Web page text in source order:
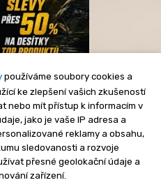
používáme soubory cookies a
ke zlepšení vašich zkušeností
nebo mít přístup k informacím v
jako je vaše IP adresa a
reklamy a obsahu,
sledovanosti a rozvoje
přesné geolokační údaje a
zařízení.